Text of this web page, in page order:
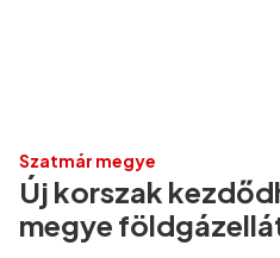
Szatmár megye
Új korszak
megye